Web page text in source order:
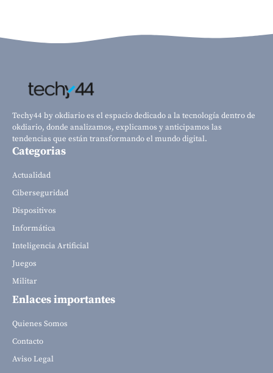
Techy44 by okdiario es el espacio dedicado a la tecnología dentro de
okdiario, donde analizamos, explicamos y anticipamos las
tendencias que están transformando el mundo digital.
Categorias
Actualidad
Ciberseguridad
Dispositivos
Informática
Inteligencia Artificial
Juegos
Militar
Enlaces importantes
Quienes Somos
Contacto
Aviso Legal